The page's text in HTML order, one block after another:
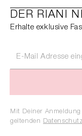
DER RIANI
Erhalte exklusive
Mit Deiner
geltenden